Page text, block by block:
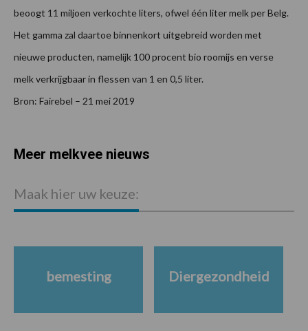
beoogt 11 miljoen verkochte liters, ofwel één liter melk per Belg.
Het gamma zal daartoe binnenkort uitgebreid worden met
nieuwe producten, namelijk 100 procent bio roomijs en verse
melk verkrijgbaar in flessen van 1 en 0,5 liter.
Bron: Fairebel – 21 mei 2019
Meer melkvee nieuws
Maak hier uw keuze:
bemesting Diergezondheid